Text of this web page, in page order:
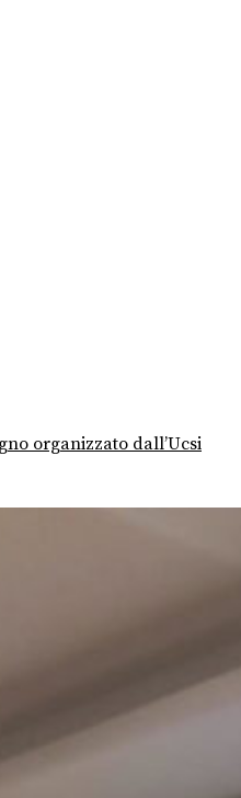
organizzato dall’Ucsi